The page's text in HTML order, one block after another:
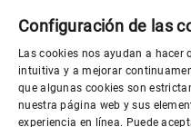
Configuración de las
Las cookies nos ayudan a hacer
intuitiva y a mejorar
que algunas cookies son
nuestra página web y sus
experiencia en línea. Puede